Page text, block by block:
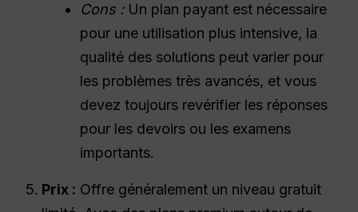
Cons :Un plan payant est nécessaire
pour une utilisation plus intensive, la
qualité des solutions peut varier pour
les problèmes très avancés, et vous
devez toujours revérifier les réponses
pour les devoirs ou les examens
importants.
Prix : Offre généralement un niveau gratuit